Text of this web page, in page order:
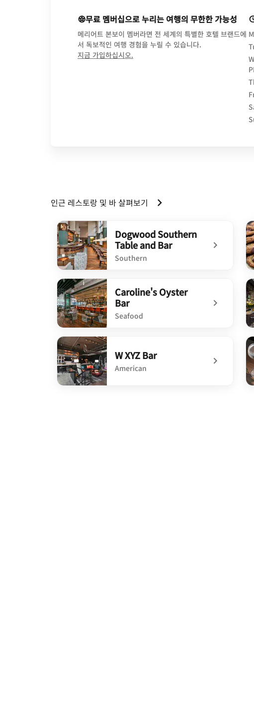
무료 멤버십으로 누리는 여행의 무한한 가능성
메리어트 본보이 멤버라면 전 세계의 특별한 호텔 브랜드에
서 독보적인 여행 경험을 누릴 수 있습니다.
지금 가입하십시오.
인근 레스토랑 및 바 살펴보기
Dogwood Southern
Table and Bar
Southern
undefined Dogwood Southern Table and Bar
Caroline's Oyster
Bar
Seafood
undefined Caroline's Oyster Bar
W XYZ Bar
American